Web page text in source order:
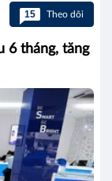
15 Theo dõi
6 tháng, tăng